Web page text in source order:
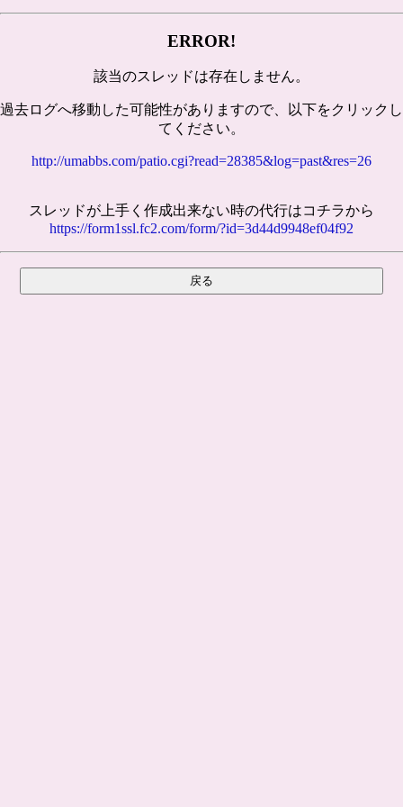
ERROR!
該当のスレッドは存在しません。
過去ログへ移動した可能性がありますので、以下をクリックし
てください。
http://umabbs.com/patio.cgi?read=28385&log=past&res=26
スレッドが上手く作成出来ない時の代行はコチラから
https://form1ssl.fc2.com/form/?id=3d44d9948ef04f92